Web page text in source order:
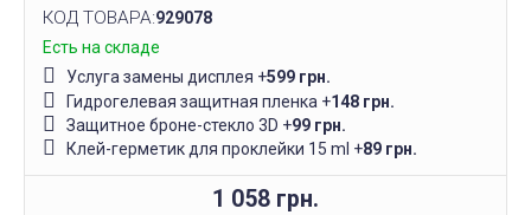
КОД ТОВАРА:929078
Есть на складе
Услуга замены дисплея +599 грн.
Гидрогелевая защитная пленка +148 грн.
Защитное броне-стекло 3D +99 грн.
Клей-герметик для проклейки 15 ml +89 грн.
1 058 грн.